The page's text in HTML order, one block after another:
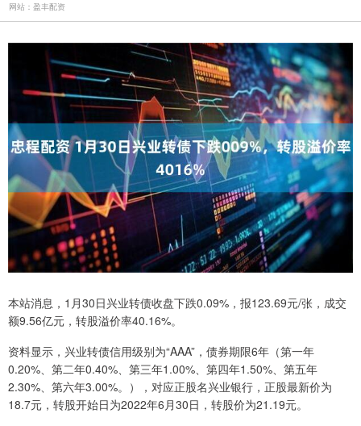
网站：盈丰配资
本站消息，1月30日兴业转债收盘下跌0.09%，报123.69元/张，成交
额9.56亿元，转股溢价率40.16%。
资料显示，兴业转债信用级别为“AAA”，债券期限6年（第一年
0.20%、第二年0.40%、第三年1.00%、第四年1.50%、第五年
2.30%、第六年3.00%。），对应正股名兴业银行，正股最新价为
18.7元，转股开始日为2022年6月30日，转股价为21.19元。